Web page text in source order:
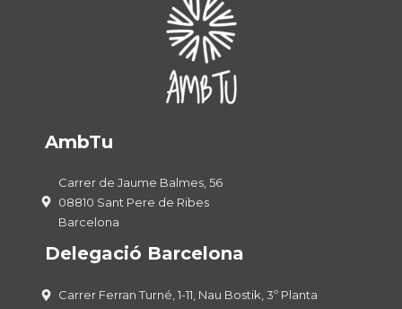
AmbTu
Carrer de Jaume Balmes, 56
08810 Sant Pere de Ribes
Barcelona
Delegació Barcelona
Carrer Ferran Turné, 1-11, Nau Bostik, 3º Planta